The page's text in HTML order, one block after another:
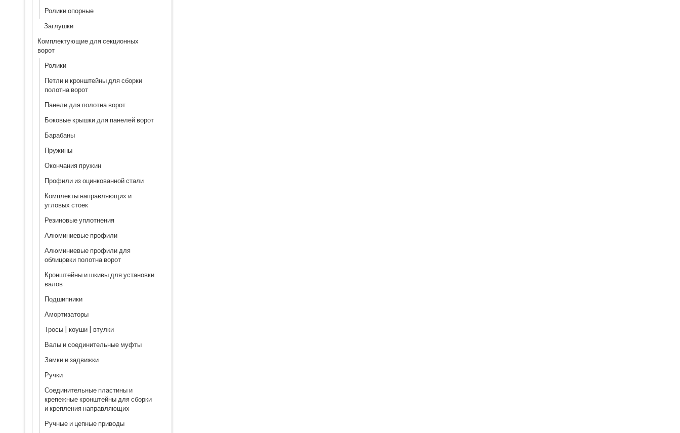
Ролики опорные
Заглушки
Комплектующие для секционных
ворот
Ролики
Петли и кронштейны для сборки
полотна ворот
Панели для полотна ворот
Боковые крышки для панелей ворот
Барабаны
Пружины
Окончания пружин
Профили из оцинкованной стали
Комплекты направляющих и
угловых стоек
Резиновые уплотнения
Алюминиевые профили
Алюминиевые профили для
облицовки полотна ворот
Кронштейны и шкивы для установки
валов
Подшипники
Амортизаторы
Тросы | коуши | втулки
Валы и соединительные муфты
Замки и задвижки
Ручки
Соединительные пластины и
крепежные кронштейны для сборки
и крепления направляющих
Ручные и цепные приводы